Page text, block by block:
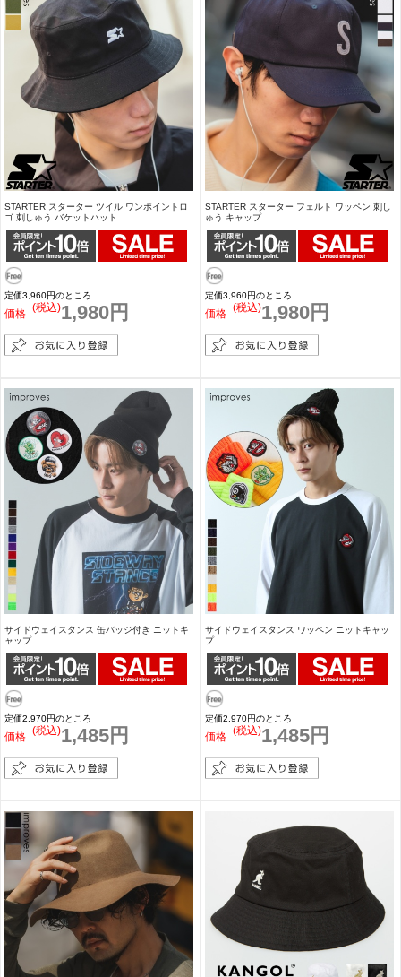
STARTER スターター ツイル ワンポイントロ
ゴ 刺しゅう バケットハット
定価3,960円のところ
価格 1,980円
(税込)
STARTER スターター フェルト ワッペン 刺し
ゅう キャップ
定価3,960円のところ
価格 1,980円
(税込)
サイドウェイスタンス 缶バッジ付き ニットキ
ャップ
定価2,970円のところ
価格 1,485円
(税込)
サイドウェイスタンス ワッペン ニットキャッ
プ
定価2,970円のところ
価格 1,485円
(税込)